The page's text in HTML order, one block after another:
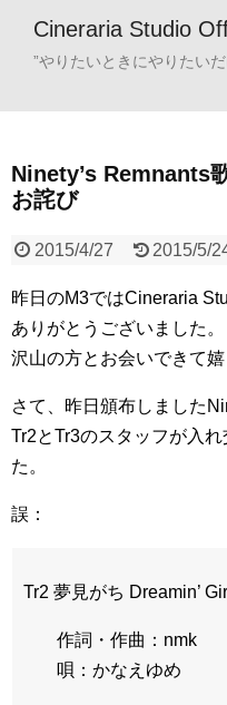
Cineraria Studio
”やりたいときにやりたい
Ninety’s Remnants
お詫び
2015/4/27 2015/5/
昨日のM3ではCineraria
ありがとうございました。
沢山の方とお会いできて嬉
さて、昨日頒布しました
Tr2とTr3のスタッフが入
た。
誤：
Tr2 夢見がち Dreamin’ Girl
作詞・作曲：nmk
唄：かなえゆめ